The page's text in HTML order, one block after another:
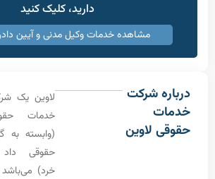
دارید، کلیک کنید
مشاهده خدمات وکیل مدنی و آیین دادرسی مدنی
شرکت
لاوین
لاوین یک شرکت
خدمات حقوقی
(وابسته به گروه
حقوقی داد و
خرد) می‌باشد که
مشاوره
تلفنی
آنلاین